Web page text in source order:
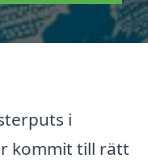
i
kommit till rätt